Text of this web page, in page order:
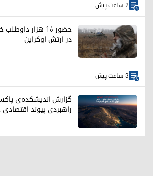
2 ساعت پیش
در ارتش اوکراین
3 ساعت پیش
گزارش اندیشکده‌ی
راهبردی پیوند اقتصادی